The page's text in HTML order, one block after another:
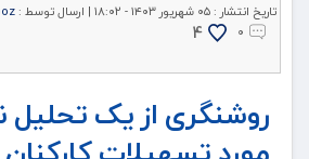
تاریخ انتشار : ۰۵ شهریور ۱۴۰۳ - ۱۸:۰۲ | ارسال توسط :
۰
4
روشنگری از یک تحلیل